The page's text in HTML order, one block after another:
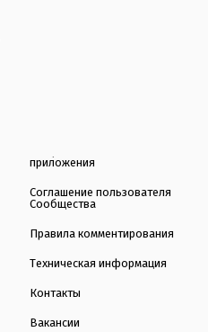
приложения
Соглашение пользователя
Сообщества
Правила комментирования
Техническая информация
Контакты
Вакансии